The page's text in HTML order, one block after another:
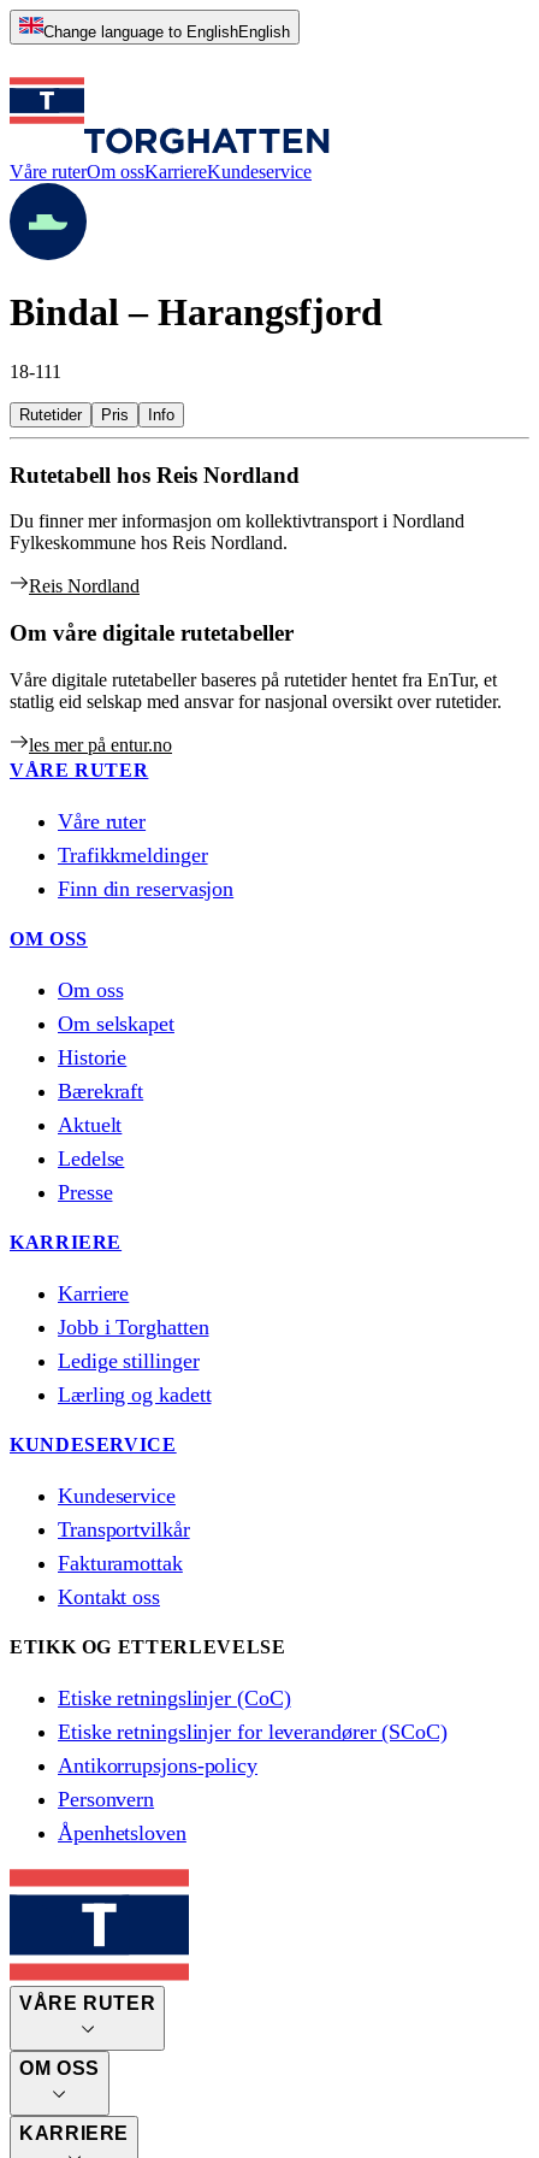
Change language to EnglishEnglish
Våre ruterOm ossKarriereKundeservice
Bindal – Harangsfjord
18-111
Rutetider Pris Info
Rutetabell hos Reis Nordland
Du finner mer informasjon om kollektivtransport i Nordland
Fylkeskommune hos Reis Nordland.
Reis Nordland
Om våre digitale rutetabeller
Våre digitale rutetabeller baseres på rutetider hentet fra EnTur, et
statlig eid selskap med ansvar for nasjonal oversikt over rutetider.
les mer på entur.no
VÅRE RUTER
Våre ruter
Trafikkmeldinger
Finn din reservasjon
OM OSS
Om oss
Om selskapet
Historie
Bærekraft
Aktuelt
Ledelse
Presse
KARRIERE
Karriere
Jobb i Torghatten
Ledige stillinger
Lærling og kadett
KUNDESERVICE
Kundeservice
Transportvilkår
Fakturamottak
Kontakt oss
ETIKK OG ETTERLEVELSE
Etiske retningslinjer (CoC)
Etiske retningslinjer for leverandører (SCoC)
Antikorrupsjons-policy
Personvern
Åpenhetsloven
VÅRE RUTER
OM OSS
KARRIERE